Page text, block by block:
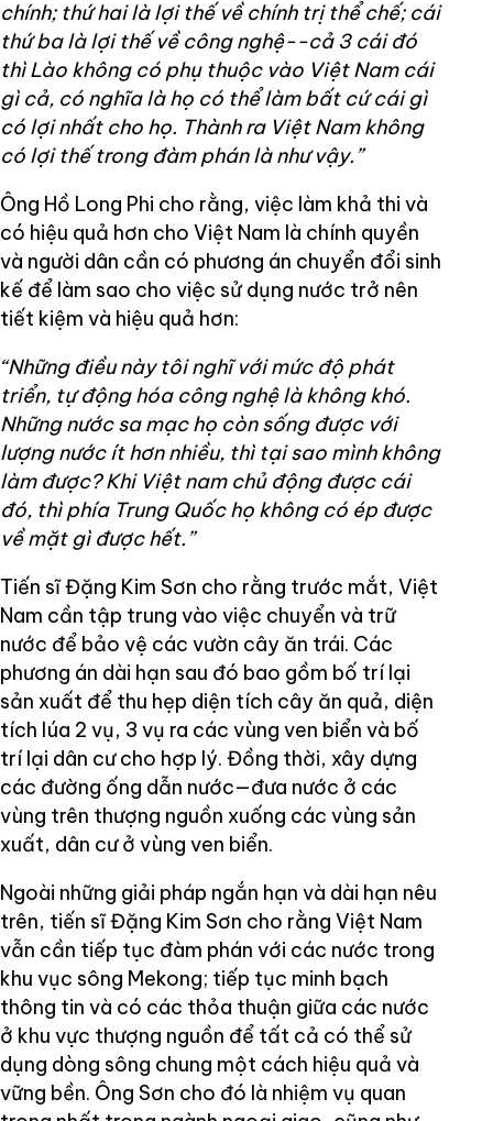
chính; thứ hai là lợi thế về chính trị thể chế; cái
thứ ba là lợi thế về công nghệ--cả 3 cái đó
thì Lào không có phụ thuộc vào Việt Nam cái
gì cả, có nghĩa là họ có thể làm bất cứ cái gì
có lợi nhất cho họ. Thành ra Việt Nam không
có lợi thế trong đàm phán là như vậy.”
Ông Hồ Long Phi cho rằng, việc làm khả thi và
có hiệu quả hơn cho Việt Nam là chính quyền
và người dân cần có phương án chuyển đổi sinh
kế để làm sao cho việc sử dụng nước trở nên
tiết kiệm và hiệu quả hơn:
“Những điều này tôi nghĩ với mức độ phát
triển, tự động hóa công nghệ là không khó.
Những nước sa mạc họ còn sống được với
lượng nước ít hơn nhiều, thì tại sao mình không
làm được? Khi Việt nam chủ động được cái
đó, thì phía Trung Quốc họ không có ép được
về mặt gì được hết.”
Tiến sĩ Đặng Kim Sơn cho rằng trước mắt, Việt
Nam cần tập trung vào việc chuyển và trữ
nước để bảo vệ các vườn cây ăn trái. Các
phương án dài hạn sau đó bao gồm bố trí lại
sản xuất để thu hẹp diện tích cây ăn quả, diện
tích lúa 2 vụ, 3 vụ ra các vùng ven biển và bố
trí lại dân cư cho hợp lý. Đồng thời, xây dựng
các đường ống dẫn nước—đưa nước ở các
vùng trên thượng nguồn xuống các vùng sản
xuất, dân cư ở vùng ven biển.
Ngoài những giải pháp ngắn hạn và dài hạn nêu
trên, tiến sĩ Đặng Kim Sơn cho rằng Việt Nam
vẫn cần tiếp tục đàm phán với các nước trong
khu vục sông Mekong; tiếp tục minh bạch
thông tin và có các thỏa thuận giữa các nước
ở khu vực thượng nguồn để tất cả có thể sử
dụng dòng sông chung một cách hiệu quả và
vững bền. Ông Sơn cho đó là nhiệm vụ quan